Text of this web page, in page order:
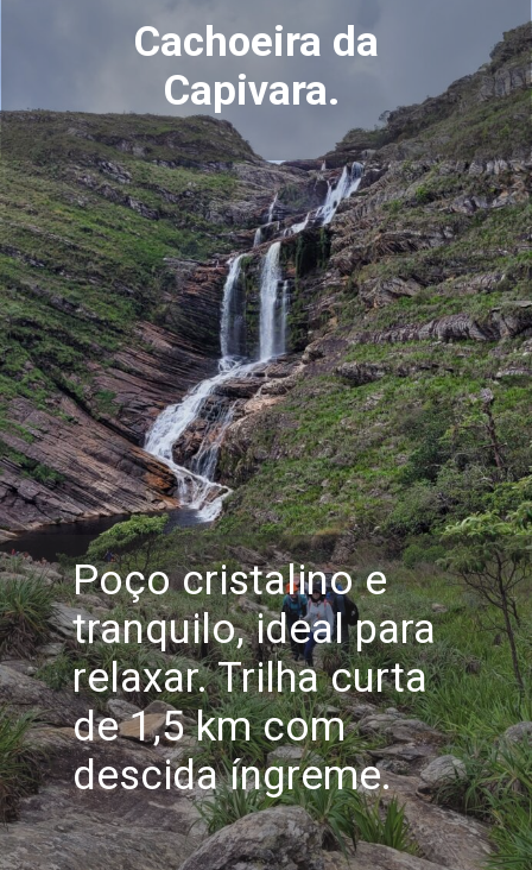
Cachoeira da
Capivara.
Poço cristalino e
tranquilo, ideal para
relaxar. Trilha curta
de 1,5 km com
descida íngreme.